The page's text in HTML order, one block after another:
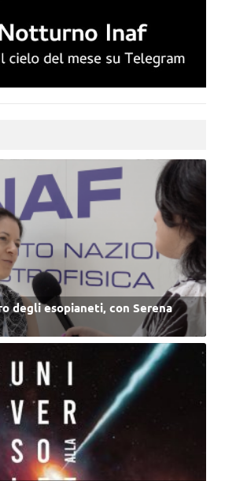
degli esopianeti, con Serena